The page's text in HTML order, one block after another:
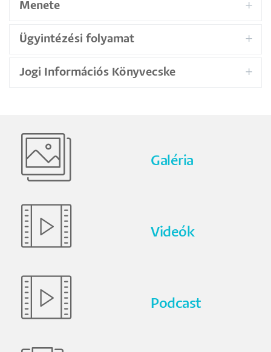
Menete
Ügyintézési folyamat
Jogi Információs Könyvecske
Galéria
Videók
Podcast